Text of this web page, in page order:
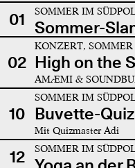
01 SOMMER IM
Sommer-
02
KONZERT,
High on the
AMÆMI &
10
SOMMER IM
Buvette-Quiz
Mit Quizmaster Adi
12 SOMMER IM